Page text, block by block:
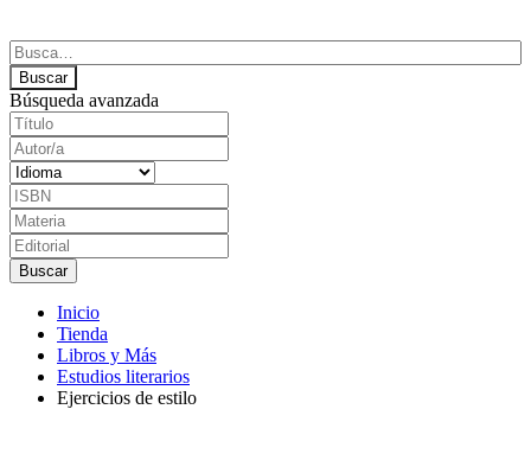
Búsqueda avanzada
Inicio
Tienda
Libros y Más
Estudios literarios
Ejercicios de estilo